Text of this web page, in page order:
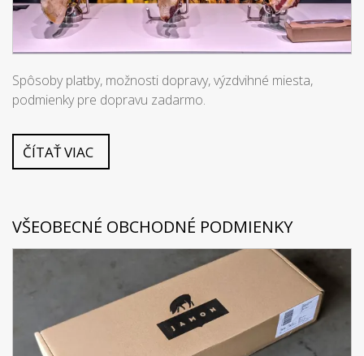
Spôsoby platby, možnosti dopravy, výzdvihné miesta,
podmienky pre dopravu zadarmo.
ČÍTAŤ VIAC
VŠEOBECNÉ OBCHODNÉ PODMIENKY